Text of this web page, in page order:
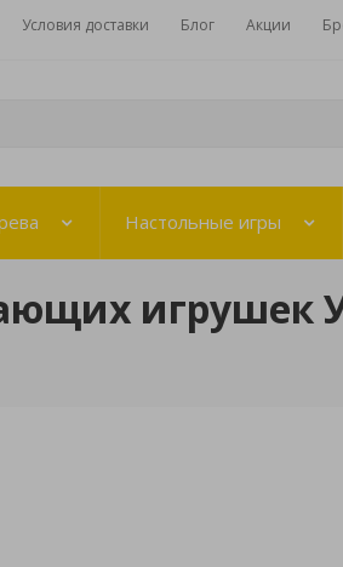
Условия доставки Блог Акции
Настольные игры